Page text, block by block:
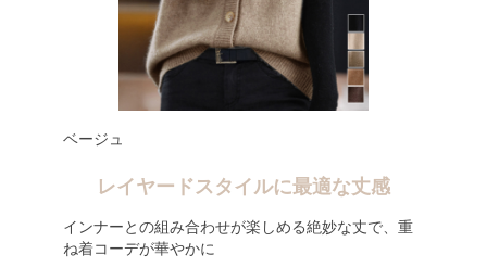
ベージュ
レイヤードスタイルに最適な丈感
インナーとの組み合わせが楽しめる絶妙な丈で、重
ね着コーデが華やかに